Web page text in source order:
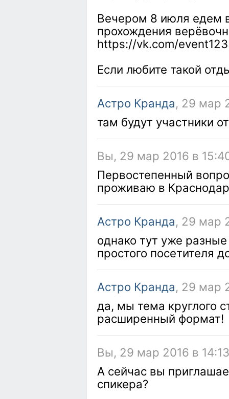
Вечером 8 июля едем
прохождения
https://vk.com/
Если любите такой
Астро Кранда, 29 мар
там будут участники
Вы, 29 мар 2016 в
Первостепенный
проживаю в
Астро Кранда, 29 мар
однако тут уже
простого посетителя
Астро Кранда, 29 мар
да, мы тема круглого
расширенный формат!
Вы, 29 мар 2016 в
А сейчас вы
спикера?